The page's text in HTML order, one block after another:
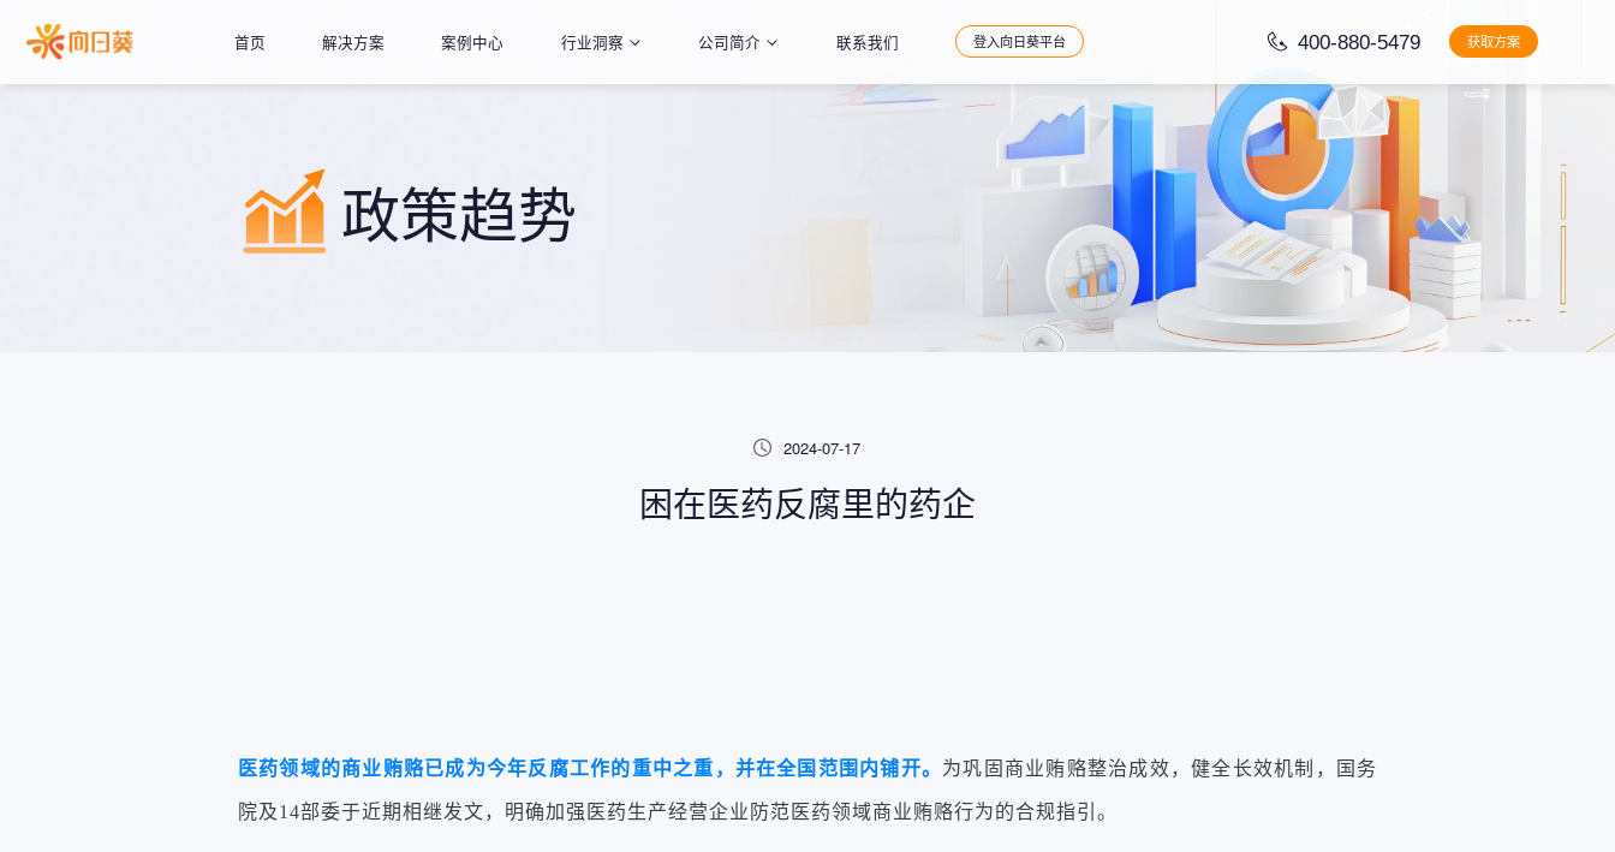
首页 解决方案 案例中心 行业洞察 公司简介 联系我们 登入向日葵平台 400-880-5479 获取方案
政策趋势
2024-07-17
困在医药反腐里的药企
医药领域的商业贿赂已成为今年反腐工作的重中之重，并在全国范围内铺开。 为巩固商业贿赂整治成效，健全长效机制，国务
院及14部委于近期相继发文，明确加强医药生产经营企业防范医药领域商业贿赂行为的合规指引。